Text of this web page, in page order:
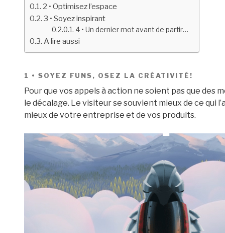
2 • Optimisez l’espace
3 • Soyez inspirant
4 • Un dernier mot avant de partir…
A lire aussi
1 • SOYEZ FUNS, OSEZ LA CRÉATIVITÉ!
Pour que vos appels à action ne soient pas que des
le décalage. Le visiteur se souvient mieux de ce qui
mieux de votre entreprise et de vos produits.